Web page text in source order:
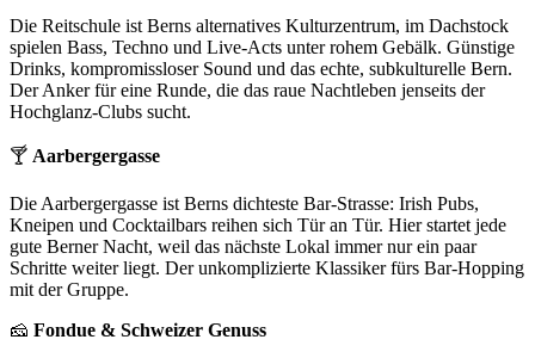
Die Reitschule ist Berns alternatives Kulturzentrum, im Dachstock
spielen Bass, Techno und Live-Acts unter rohem Gebälk. Günstige
Drinks, kompromissloser Sound und das echte, subkulturelle Bern.
Der Anker für eine Runde, die das raue Nachtleben jenseits der
Hochglanz-Clubs sucht.
🍸 Aarbergergasse
Die Aarbergergasse ist Berns dichteste Bar-Strasse: Irish Pubs,
Kneipen und Cocktailbars reihen sich Tür an Tür. Hier startet jede
gute Berner Nacht, weil das nächste Lokal immer nur ein paar
Schritte weiter liegt. Der unkomplizierte Klassiker fürs Bar-Hopping
mit der Gruppe.
🧀 Fondue & Schweizer Genuss